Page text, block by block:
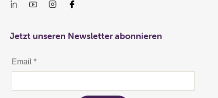
Jetzt unseren Newsletter abonnieren